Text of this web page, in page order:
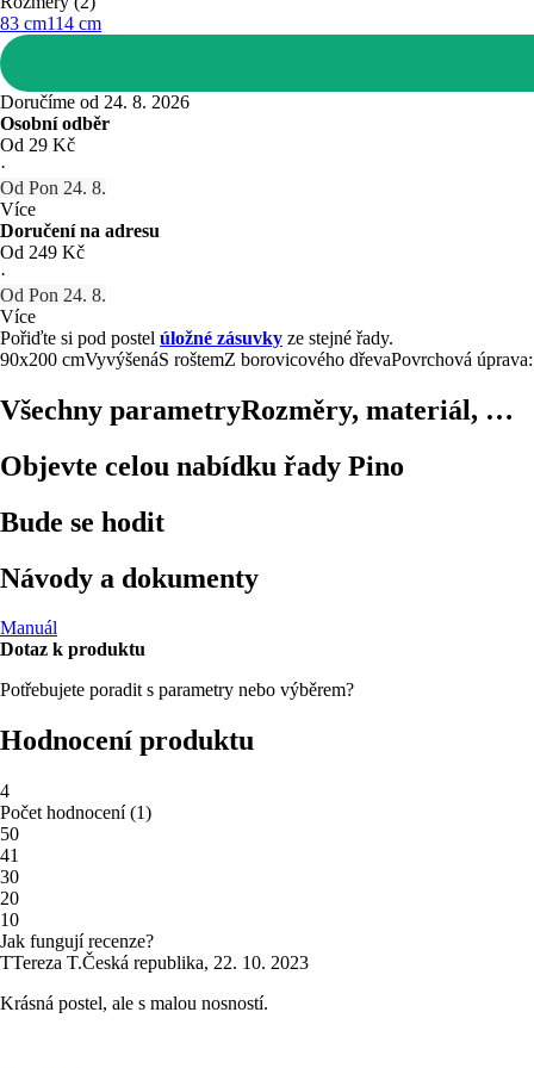
83 cm114 cm
Doručíme od 24. 8. 2026
Osobní odběr
Od 29 Kč
·
Od Pon 24. 8.
Více
Doručení na adresu
Od 249 Kč
·
Od Pon 24. 8.
Více
Pořiďte si pod postel úložné zásuvky ze stejné řady.
90x200 cmVyvýšenáS roštemZ borovicového dřevaPovrchová
Všechny parametryRozměry, materiál, …
Objevte celou nabídku řady Pino
Bude se hodit
Návody a dokumenty
Manuál
Dotaz k produktu
Potřebujete poradit s parametry nebo výběrem?
Hodnocení produktu
4
Počet hodnocení(1)
50
41
30
20
10
Jak fungují recenze?
TTereza T.Česká republika, 22. 10. 2023
Krásná postel, ale s malou nosností.